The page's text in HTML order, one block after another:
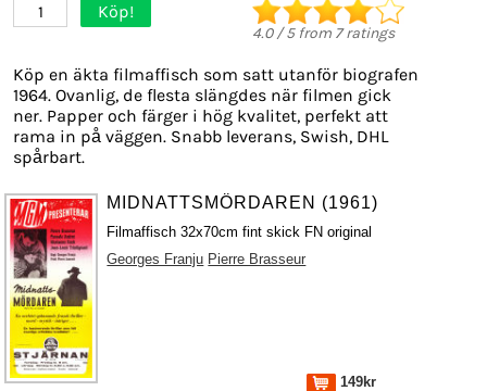
1 Köp!
4.0/5from 7ratings
Köp en äkta filmaffisch som satt utanför biografen
1964. Ovanlig, de flesta slängdes när filmen gick
ner. Papper och färger i hög kvalitet, perfekt att
rama in på väggen. Snabb leverans, Swish, DHL
spårbart.
MIDNATTSMÖRDAREN (1961)
Filmaffisch 32x70cm fint skick FN original
Georges Franju Pierre Brasseur
149kr